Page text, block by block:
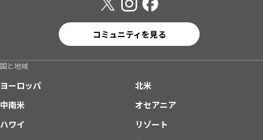
コミュニティを見る
国と地域
ヨーロッパ
北米
中南米
オセアニア
ハワイ
リゾート